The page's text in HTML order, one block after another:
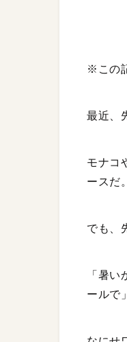
※この
最近、
モナコ
ースだ
でも、
「暑
ールで